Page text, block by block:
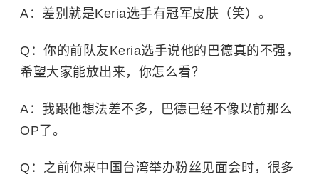
A：差别就是Keria选手有冠军皮肤（笑）。
Q：你的前队友Keria选手说他的巴德真的不强，
希望大家能放出来，你怎么看？
A：我跟他想法差不多，巴德已经不像以前那么
OP了。
Q：之前你来中国台湾举办粉丝见面会时，很多